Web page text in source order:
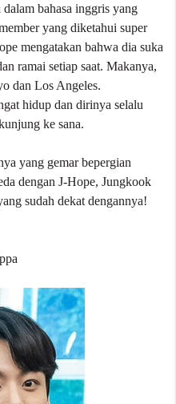
bahasa inggris yang
yang diketahui super
mengatakan bahwa dia suka
ramai setiap saat. Makanya,
dan Los Angeles.
hidup dan dirinya selalu
ke sana.
yang gemar bepergian
dengan J-Hope, Jungkook
sudah dekat dengannya!